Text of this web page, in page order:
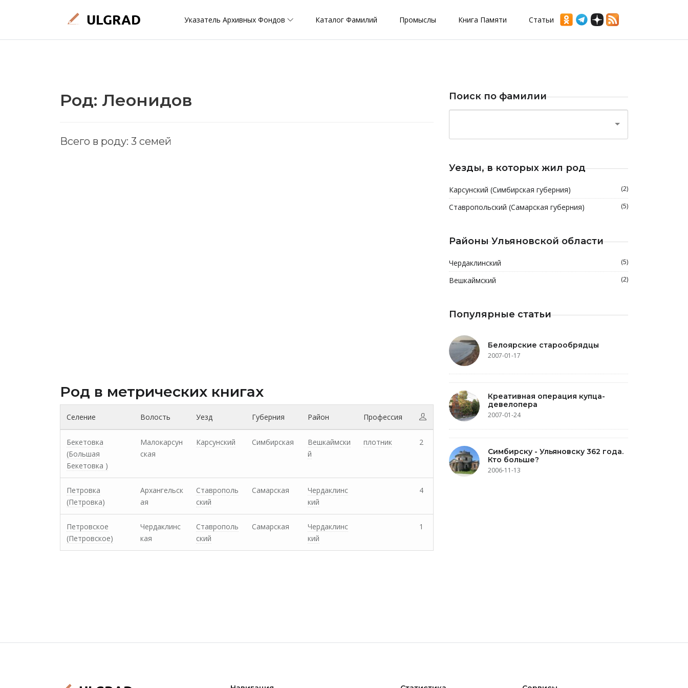
Указатель Архивных Фондов Каталог Фамилий Промыслы Книга Памяти Статьи
Род: Леонидов
Всего в роду: 3 семей
Род в метрических книгах
Селение Волость Уезд Губерния Район Профессия
Бекетовка
(Большая
Бекетовка )
Малокарсун
ская
Карсунский Симбирская
Вешкаймски
й
плотник 2
Петровка
(Петровка)
Архангельск
ая
Ставрополь
ский
Самарская
Чердаклинс
кий
4
Петровское
(Петровское)
Чердаклинс
кая
Ставрополь
ский
Самарская
Чердаклинс
кий
1
Поиск по фамилии
Уезды, в которых жил род
Карсунский (Симбирская губерния) (2)
Ставропольский (Самарская губерния) (5)
Районы Ульяновской области
Чердаклинский (5)
Вешкаймский (2)
Популярные статьи
Белоярские старообрядцы
2007-01-17
Креативная операция купца-
девелопера
2007-01-24
Симбирску - Ульяновску 362 года.
Кто больше?
2006-11-13